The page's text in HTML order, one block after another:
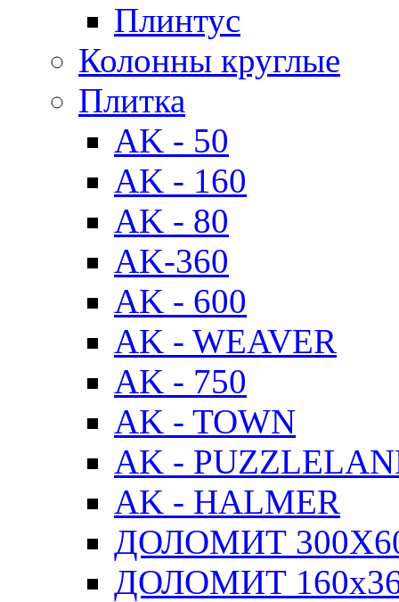
Плинтус
Колонны круглые
Плитка
AK - 50
AK - 160
AK - 80
AK-360
AK - 600
AK - WEAVER
AK - 750
AK - TOWN
AK -
AK - HALMER
ДОЛОМИТ
ДОЛОМИТ